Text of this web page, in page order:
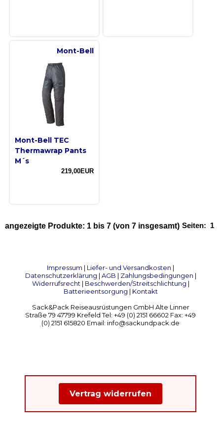
Mont-Bell
Mont-Bell TEC
Thermawrap Pants
M´s
219,00EUR
Seiten: 1
angezeigte Produkte: 1 bis 7 (von 7 insgesamt)
Impressum | Liefer- und Versandkosten |
Datenschutzerklärung | AGB | Zahlungsbedingungen |
Widerrufsrecht| Beschwerden/Streitschlichtung |
Batterieentsorgung | Kontakt
Sack&Pack Reiseausrüstungen GmbH Alte Linner
Straße 79 47799 Krefeld Tel: +49 (0) 2151 66602 Fax: +49
(0) 2151 615820 Email: info@sackundpack.de
Vertrag widerrufen